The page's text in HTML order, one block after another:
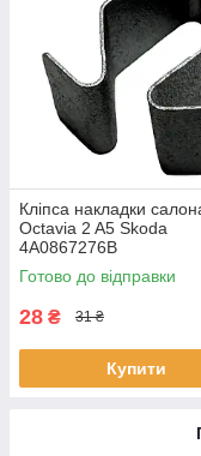
Кліпса накладки
Octavia 2 A5 Skoda
4A0867276B
Готово до відправки
28 ₴ 31 ₴
Купити